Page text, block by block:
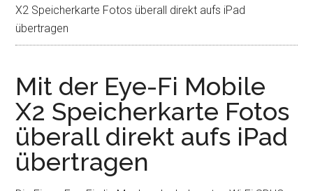
X2 Speicherkarte Fotos überall direkt aufs iPad
übertragen
Mit der Eye-Fi Mobile
X2 Speicherkarte Fotos
überall direkt aufs iPad
übertragen